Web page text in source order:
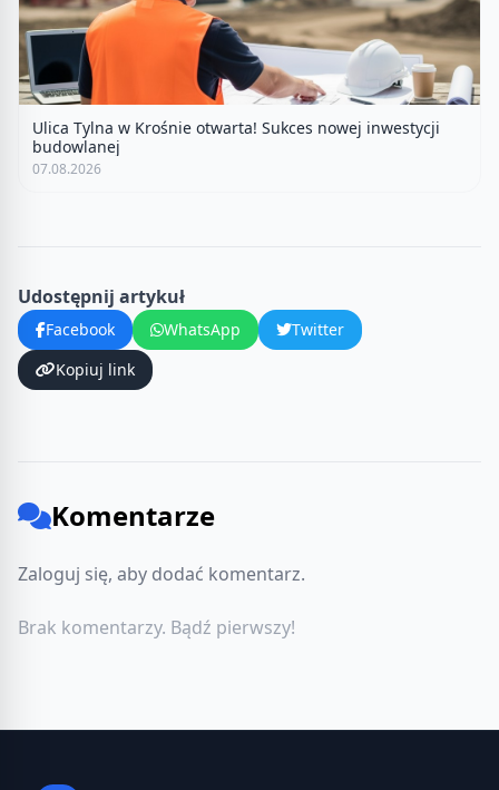
Ulica Tylna w Krośnie otwarta! Sukces nowej inwestycji
budowlanej
07.08.2026
Udostępnij artykuł
Facebook WhatsApp
Twitter
Kopiuj link
Komentarze
Zaloguj się, aby dodać komentarz.
Brak komentarzy. Bądź pierwszy!